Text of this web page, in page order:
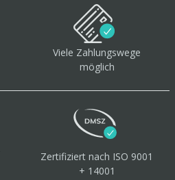
Viele Zahlungswege
möglich
Zertifiziert nach ISO 9001
+ 14001